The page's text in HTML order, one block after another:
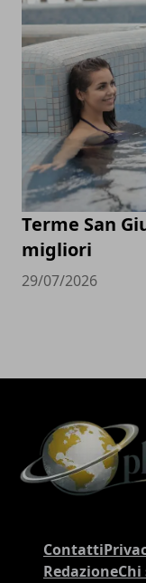
Terme San
migliori
29/07/2026
Contatti
Redazione